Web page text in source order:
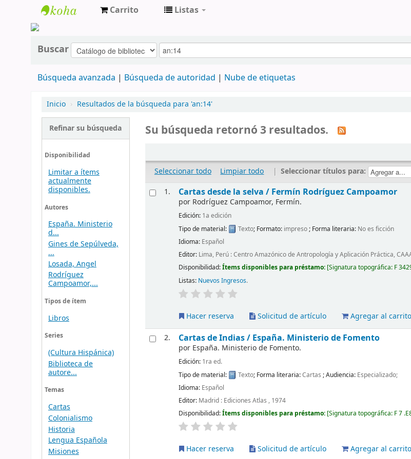
Carrito Listas
Buscar
Búsqueda avanzada Búsqueda de autoridad Nube de etiquetas
Inicio › Resultados de la búsqueda para 'an:14'
Refinar su búsqueda
Disponibilidad
Limitar a ítems
actualmente
disponibles.
Autores
España. Ministerio
d...
Gines de Sepúlveda,
...
Losada, Angel
Rodríguez
Campoamor,...
Tipos de ítem
Libros
Series
(Cultura Hispánica)
Biblioteca de
autore...
Temas
Cartas
Colonialismo
Historia
Lengua Española
Misiones
Su búsqueda retornó 3 resultados.
Seleccionar todo Limpiar todo | Seleccionar títulos para:
1. Cartas desde la selva / Fermín Rodríguez Campoamor
por Rodríguez Campoamor, Fermín.
Edición: 1a edición
Tipo de material:
Texto; Formato: impreso ; Forma literaria: No es ficción
Idioma: Español
Editor: Lima, Perú : Centro Amazónico de Antropología y Aplicación Práctica,
Disponibilidad:Ítems disponibles para préstamo: Signatura topográfica: F
Listas: Nuevos Ingresos.
Hacer reserva Solicitud de artículo
Agregar al carrito
2.
Cartas de Indias / España. Ministerio de Fomento
por España. Ministerio de Fomento.
Edición: 1ra ed.
Tipo de material:
Texto; Forma literaria:Cartas; Audiencia: Especializado;
Idioma: Español
Editor: Madrid : Ediciones Atlas , 1974
Disponibilidad:Ítems disponibles para préstamo: Signatura topográfica: F 7
Hacer reserva Solicitud de artículo Agregar al carrito